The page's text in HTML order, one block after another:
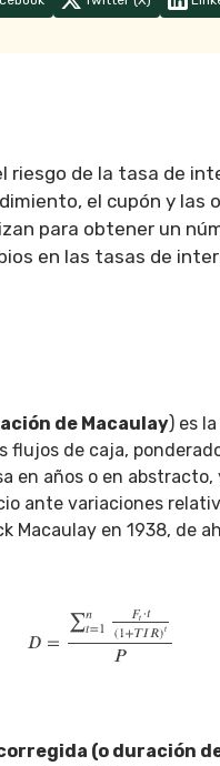
riesgo de la tasa de
el cupón y las
para obtener un
en las tasas de
de Macaulay) es
de caja,
en años o en
ante variaciones
Macaulay en 1938, de
(o duración